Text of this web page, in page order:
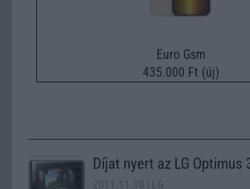
Euro Gsm
435.000 Ft (új)
Díjat nyert az LG Optimus
2011.11.10 | LG